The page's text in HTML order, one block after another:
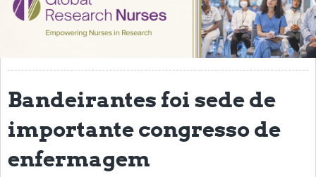
Impact
Resources
Special resource: Evidence based nursing
Evidently Cochrane
Bandeirantes foi sede de
importante congresso de
enfermagem